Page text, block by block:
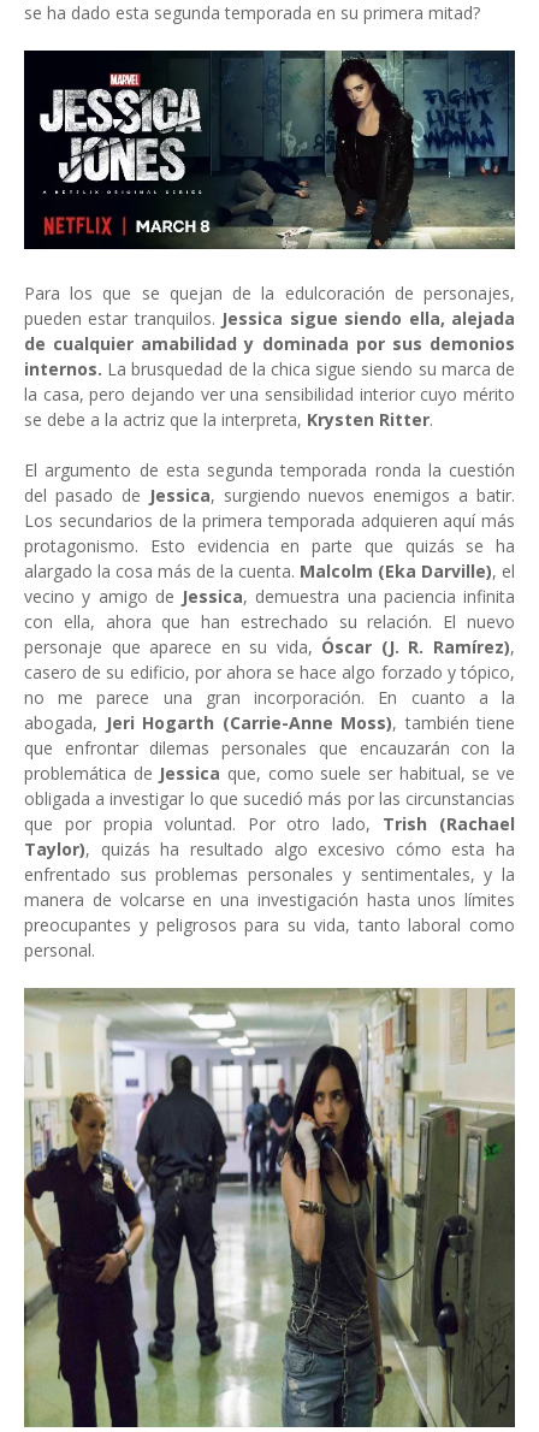
se ha dado esta segunda temporada en su primera mitad?
Para los que se quejan de la edulcoración de personajes,
pueden estar tranquilos. Jessica sigue siendo ella, alejada
de cualquier amabilidad y dominada por sus demonios
internos. La brusquedad de la chica sigue siendo su marca de
la casa, pero dejando ver una sensibilidad interior cuyo mérito
se debe a la actriz que la interpreta, Krysten Ritter.
El argumento de esta segunda temporada ronda la cuestión
del pasado de Jessica, surgiendo nuevos enemigos a batir.
Los secundarios de la primera temporada adquieren aquí más
protagonismo. Esto evidencia en parte que quizás se ha
alargado la cosa más de la cuenta. Malcolm (Eka Darville), el
vecino y amigo de Jessica, demuestra una paciencia infinita
con ella, ahora que han estrechado su relación. El nuevo
personaje que aparece en su vida, Óscar (J. R. Ramírez),
casero de su edificio, por ahora se hace algo forzado y tópico,
no me parece una gran incorporación. En cuanto a la
abogada, Jeri Hogarth (Carrie-Anne Moss), también tiene
que enfrontar dilemas personales que encauzarán con la
problemática de Jessica que, como suele ser habitual, se ve
obligada a investigar lo que sucedió más por las circunstancias
que por propia voluntad. Por otro lado, Trish (Rachael
Taylor), quizás ha resultado algo excesivo cómo esta ha
enfrentado sus problemas personales y sentimentales, y la
manera de volcarse en una investigación hasta unos límites
preocupantes y peligrosos para su vida, tanto laboral como
personal.